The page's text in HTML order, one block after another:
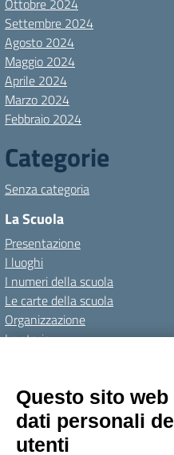
Ottobre 2024
Settembre 2024
Agosto 2024
Maggio 2024
Aprile 2024
Marzo 2024
Febbraio 2024
Categorie
Senza categoria
La Scuola
Presentazione
I luoghi
I numeri della scuola
Le carte della scuola
Organizzazione
La storia
Personale scolastico
Famiglie e studenti
Percorsi di studio
Questo sito
dati personali
utenti